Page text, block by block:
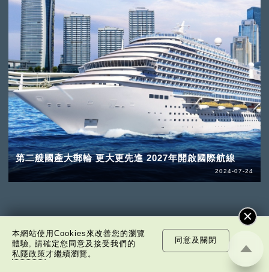
第二艘國產大郵輪 更大更先進 2027年開啟國際航線
2024-07-24
本網站使用Cookies來改善您的瀏覽
體驗, 請確定您同意及接受我們的
私隱政策才繼續瀏覽。
同意及關閉